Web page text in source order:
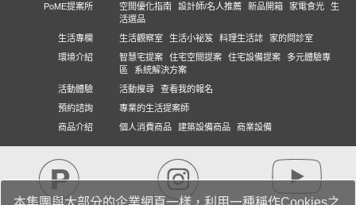
PoME提案所
空間優化指南 設計師/名人推薦 新品開箱 家電食光
生
活選品
生活專欄
生活觀察室 生活小祕笈 料理生活誌
家的問診室
環境介紹
智慧宅提案 住宅空間提案 住宅設備提案
多元體驗專
區
系統解決方案
活動體驗
活動搜尋
查看我的報名
預約諮詢
專業的生活提案師
商品介紹
個人消費商品 建築設備商品 商業設備
本集團與大部分的企業網頁一樣，利用一種稱作Cookies之